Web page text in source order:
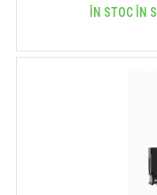
ÎN STOC ÎN